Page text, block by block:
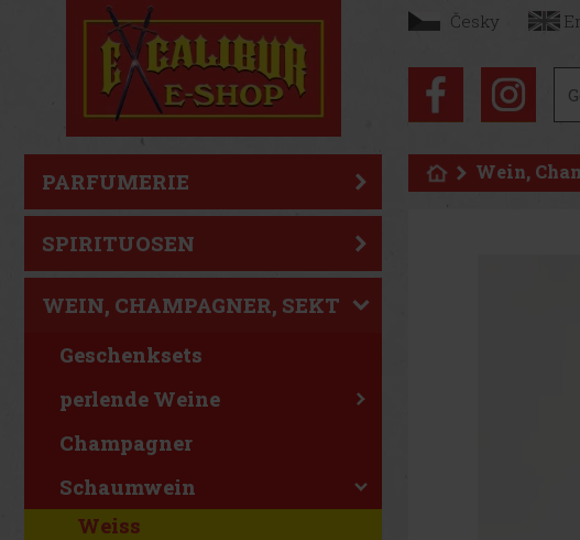
Česky
PARFUMERIE
SPIRITUOSEN
WEIN, CHAMPAGNER, SEKT
Geschenksets
perlende Weine
Champagner
Schaumwein
Weiss
Wein,